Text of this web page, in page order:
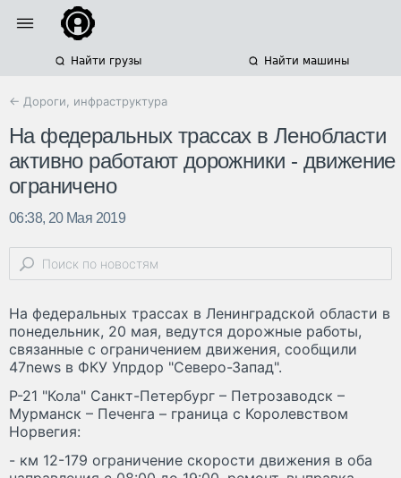
Найти грузы Найти машины
← Дороги, инфраструктура
На федеральных трассах в Ленобласти
активно работают дорожники - движение
ограничено
06:38, 20 Мая 2019
На федеральных трассах в Ленинградской области в
понедельник, 20 мая, ведутся дорожные работы,
связанные с ограничением движения, сообщили
47news в ФКУ Упрдор "Северо-Запад".
Р-21 "Кола" Санкт-Петербург – Петрозаводск –
Мурманск – Печенга – граница с Королевством
Норвегия:
- км 12-179 ограничение скорости движения в оба